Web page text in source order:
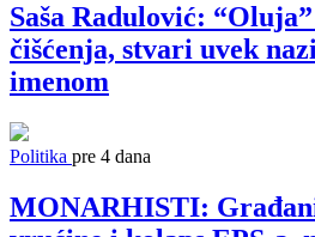
Saša Radulović:
čišćenja, stvari uvek
imenom
Politika pre 4 dana
MONARHISTI: